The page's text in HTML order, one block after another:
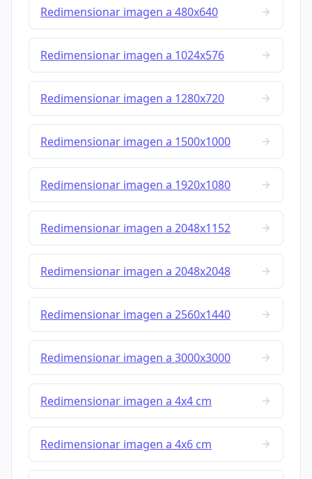
Redimensionar imagen a 480x640
Redimensionar imagen a 1024x576
Redimensionar imagen a 1280x720
Redimensionar imagen a 1500x1000
Redimensionar imagen a 1920x1080
Redimensionar imagen a 2048x1152
Redimensionar imagen a 2048x2048
Redimensionar imagen a 2560x1440
Redimensionar imagen a 3000x3000
Redimensionar imagen a 4x4 cm
Redimensionar imagen a 4x6 cm